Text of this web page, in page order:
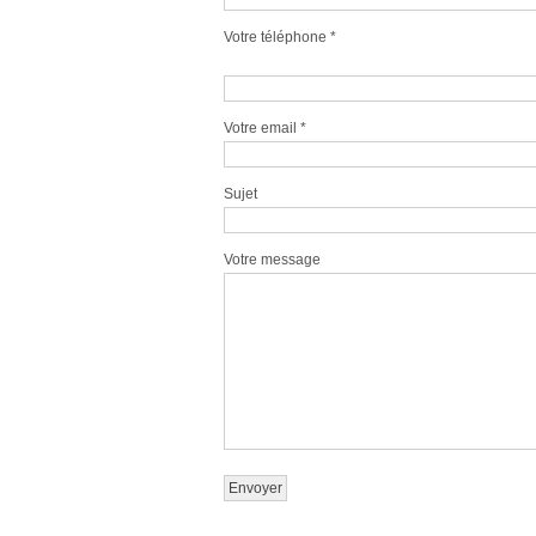
Votre téléphone *
Votre email *
Sujet
Votre message